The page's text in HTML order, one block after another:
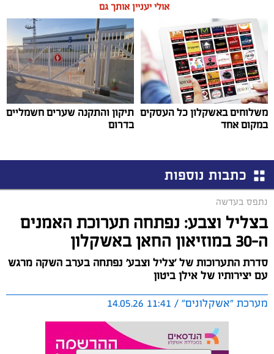
אולי יעניין אותך גם
משלוחים באשקלון כל העסקים
במקום אחד
תיקון והתקנה שערים חשמליים
בדרום
כתבות נוספות
נתפס בעדשה
בצליל וצבע: נפתחה תערוכת האמנים
ה-30 במוזיאון החאן באשקלון
סדרת התערוכות של 'צליל וצבע' נפתחה בערב השקה מרגש
עם יצירותיו של אילן ביטון
מערכת "אשקלונים" / 11:41 14.05.26